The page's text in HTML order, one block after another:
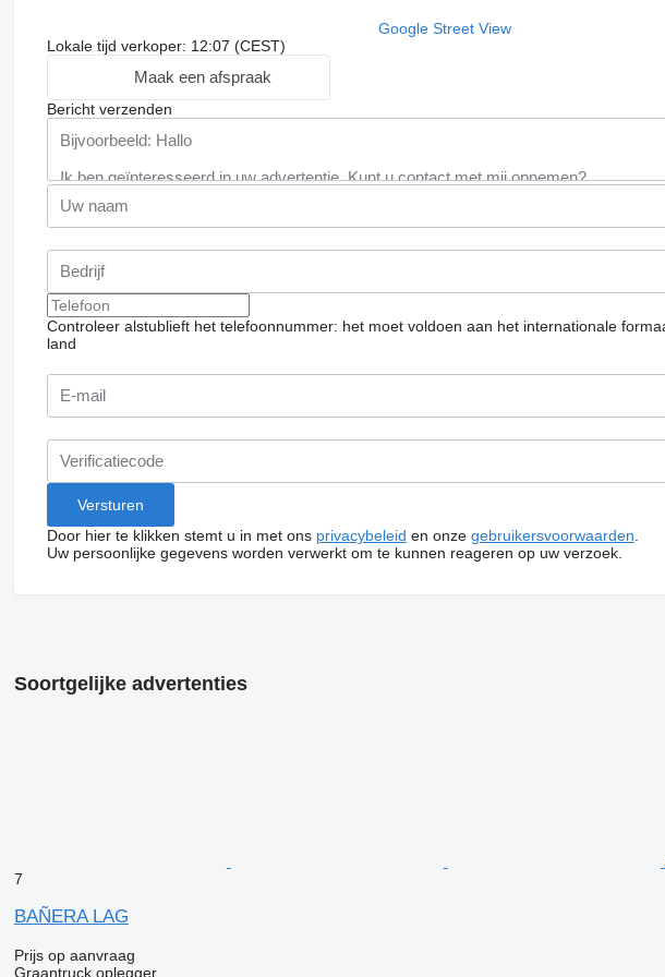
Google Street View
Lokale tijd verkoper: 12:07 (CEST)
Maak een afspraak
Bericht verzenden
Controleer alstublieft het telefoonnummer: het moet voldoen aan het internationale
land
Door hier te klikken stemt u in met ons privacybeleid en onze gebruikersvoorwaarden
Uw persoonlijke gegevens worden verwerkt om te kunnen reageren op uw verzoek.
Soortgelijke advertenties
7
BAÑERA LAG
Prijs op aanvraag
Graantruck oplegger